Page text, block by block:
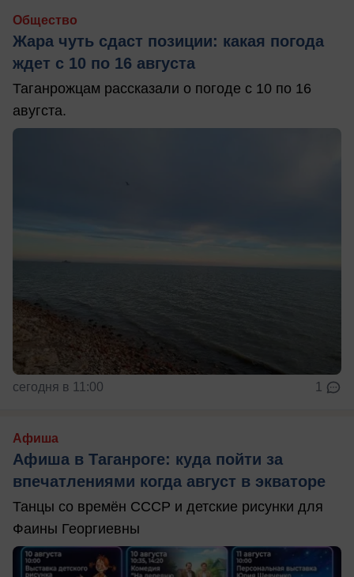
Общество
Жара чуть сдаст позиции: какая погода
ждет с 10 по 16 августа
Таганрожцам рассказали о погоде с 10 по 16
авугста.
сегодня в 11:00 1
Афиша
Афиша в Таганроге: куда пойти за
впечатлениями когда август в экваторе
Танцы со времён СССР и детские рисунки для
Фаины Георгиевны